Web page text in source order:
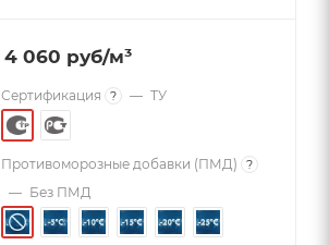
4 060 руб/м³
Сертификация ? — ТУ
Противоморозные добавки (ПМД) ?
— Без ПМД